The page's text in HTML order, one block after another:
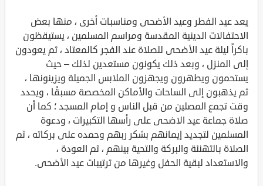
يعد عيد الفطر وعيد الأضحى ومناسبات أخرى ، منها بعض
الاحتفالات الدينية المقدسة ومراسم المسلمين ، يستيقظون
باكراً ليلة عيد الأضحى للصلاة عند الفجر كالمعتاد ، ثم يعودون
إلى المنزل ، وبعد ذلك يكونون مستعدين لذلك – حيث
يستحمون ويطهرون ويجهزون الملابس الجميلة ويزينونها ،
ثم يذهبون إلى الساحات والأماكن المخصصة مسبقًا ، ويحدد
وقت تجمع المصلين من قبل الناس و إمام المسجد ؛ كما أن
صلاة جماعة عيد الاضحى على رأسها التكبيرات ، ودعوة
المسلمين لتجديد إيمانهم بشكر ربهم وحمده على بركاته ، ثم
الصلاة بالتهنئة والبركة والتحية بينهم ، ثم العودة ،
والاستعداد لبقية الحفل وغيرها من ترتيبات عيد الأضحى.